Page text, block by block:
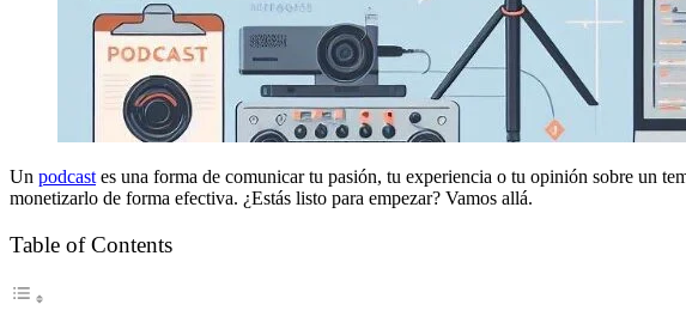
Un podcast es una forma de comunicar tu pasión, tu experiencia o tu opinión sobre un
monetizarlo de forma efectiva. ¿Estás listo para empezar? Vamos allá.
Table of Contents